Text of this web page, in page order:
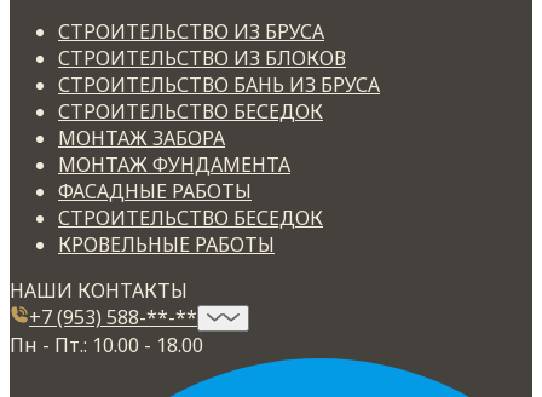
СТРОИТЕЛЬСТВО ИЗ БРУСА
СТРОИТЕЛЬСТВО ИЗ БЛОКОВ
СТРОИТЕЛЬСТВО БАНЬ ИЗ БРУСА
СТРОИТЕЛЬСТВО БЕСЕДОК
МОНТАЖ ЗАБОРА
МОНТАЖ ФУНДАМЕНТА
ФАСАДНЫЕ РАБОТЫ
СТРОИТЕЛЬСТВО БЕСЕДОК
КРОВЕЛЬНЫЕ РАБОТЫ
НАШИ КОНТАКТЫ
+7 (953) 588-**-**
Пн - Пт.: 10.00 - 18.00